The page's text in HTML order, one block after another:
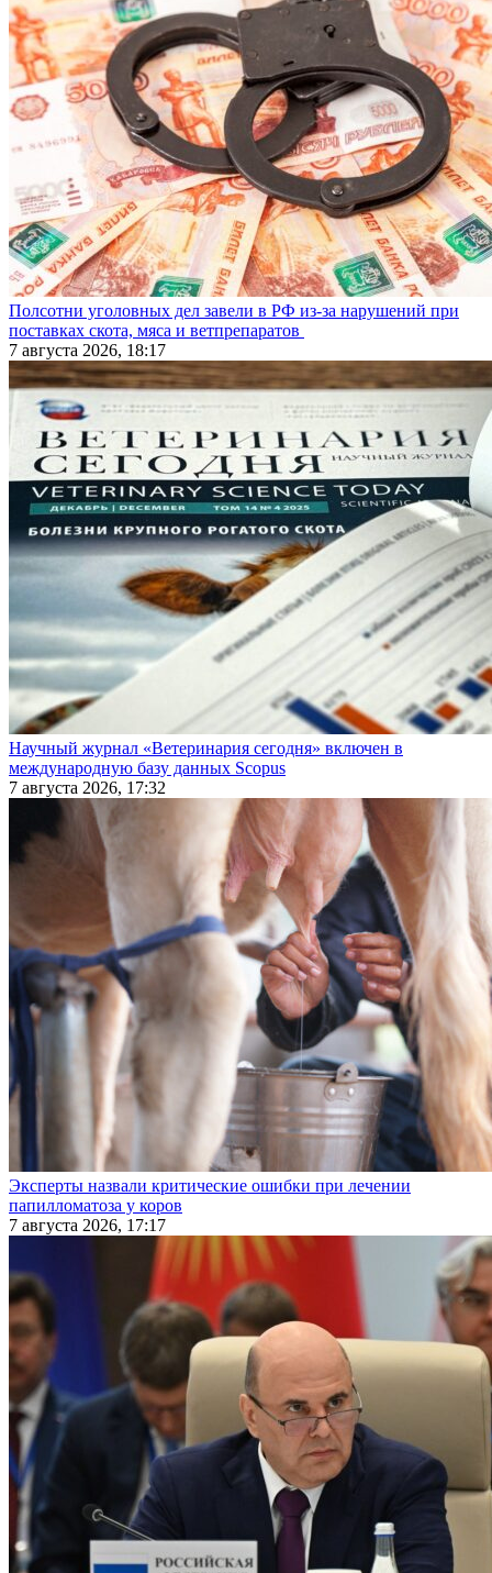
Полсотни уголовных дел завели в РФ из-за нарушений при
поставках скота, мяса и ветпрепаратов
7 августа 2026, 18:17
Научный журнал «Ветеринария сегодня» включен в
международную базу данных Scopus
7 августа 2026, 17:32
Эксперты назвали критические ошибки при лечении
папилломатоза у коров
7 августа 2026, 17:17